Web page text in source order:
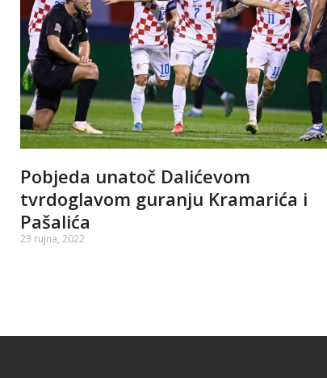
Pobjeda unatoč Dalićevom
tvrdoglavom guranju Kramarića i
Pašalića
23 rujna, 2022